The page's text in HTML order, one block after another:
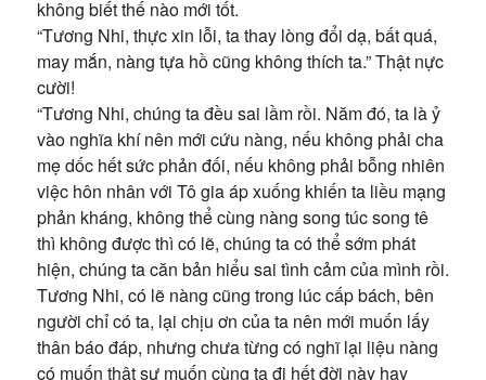
không biết thế nào mới tốt.
“Tương Nhi, thực xin lỗi, ta thay lòng đổi dạ, bất quá,
may mắn, nàng tựa hồ cũng không thích ta.” Thật nực
cười!
“Tương Nhi, chúng ta đều sai lầm rồi. Năm đó, ta là ỷ
vào nghĩa khí nên mới cứu nàng, nếu không phải cha
mẹ dốc hết sức phản đối, nếu không phải bỗng nhiên
việc hôn nhân với Tô gia áp xuống khiến ta liều mạng
phản kháng, không thể cùng nàng song túc song tê
thì không được thì có lẽ, chúng ta có thể sớm phát
hiện, chúng ta căn bản hiểu sai tình cảm của mình rồi.
Tương Nhi, có lẽ nàng cũng trong lúc cấp bách, bên
người chỉ có ta, lại chịu ơn của ta nên mới muốn lấy
thân báo đáp, nhưng chưa từng có nghĩ lại liệu nàng
có muốn thật sự muốn cùng ta đi hết đời này hay